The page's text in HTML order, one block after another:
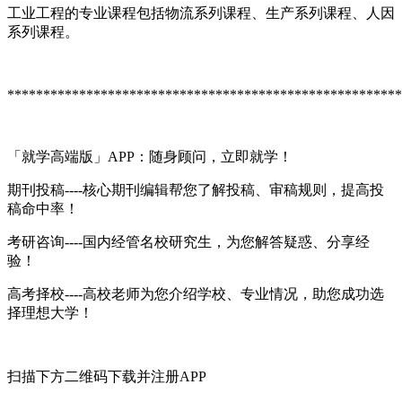
工业工程的专业课程包括物流系列课程、生产系列课程、人因
系列课程。
「就学高端版」APP：随身顾问，立即就学！
期刊投稿----核心期刊编辑帮您了解投稿、审稿规则，提高投
稿命中率！
考研咨询----国内经管名校研究生，为您解答疑惑、分享经
验！
高考择校----高校老师为您介绍学校、专业情况，助您成功选
择理想大学！
扫描下方二维码下载并注册APP